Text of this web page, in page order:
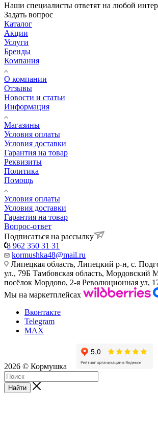
Наши специалисты ответят на любой
Задать вопрос
Каталог
Акции
Услуги
Бренды
Компания
О компании
Отзывы
Новости и статьи
Информация
Магазины
Условия оплаты
Условия доставки
Гарантия на товар
Реквизиты
Политика
Помощь
Условия оплаты
Условия доставки
Гарантия на товар
Вопрос-ответ
Подписаться на рассылку
8 962 350 31 31
kormushka48@mail.ru
Липецкая область, Липецкий р-н, с.
ул., 79Б Тамбовская область, Мордовский
посёлок Мордово, 2-я Революционная ул,
Мы на маркетплейсах
Вконтакте
Telegram
MAX
2026 © Кормушка
Найти